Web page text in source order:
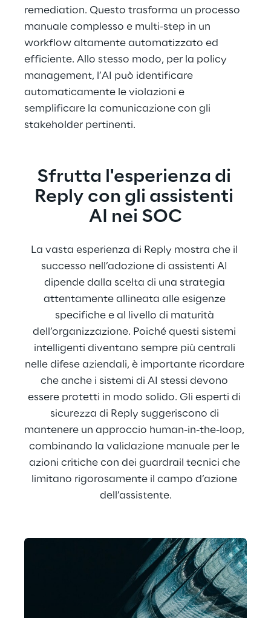
remediation. Questo trasforma un processo
manuale complesso e multi-step in un
workflow altamente automatizzato ed
efficiente. Allo stesso modo, per la policy
management, l’AI può identificare
automaticamente le violazioni e
semplificare la comunicazione con gli
stakeholder pertinenti.
Sfrutta l'esperienza di
Reply con gli assistenti
AI nei SOC
La vasta esperienza di Reply mostra che il
successo nell’adozione di assistenti AI
dipende dalla scelta di una strategia
attentamente allineata alle esigenze
specifiche e al livello di maturità
dell’organizzazione. Poiché questi sistemi
intelligenti diventano sempre più centrali
nelle difese aziendali, è importante ricordare
che anche i sistemi di AI stessi devono
essere protetti in modo solido. Gli esperti di
sicurezza di Reply suggeriscono di
mantenere un approccio human-in-the-loop,
combinando la validazione manuale per le
azioni critiche con dei guardrail tecnici che
limitano rigorosamente il campo d’azione
dell’assistente.